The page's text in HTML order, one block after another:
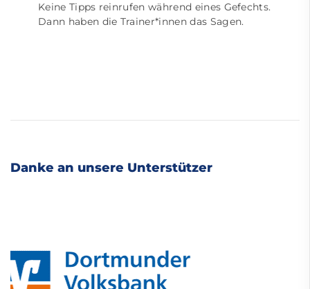
Keine Tipps reinrufen während eines Gefechts.
Dann haben die Trainer*innen das Sagen.
Danke an unsere Unterstützer